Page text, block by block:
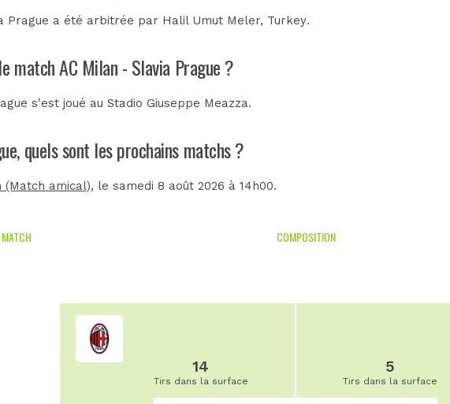
Prague a été arbitrée par Halil Umut Meler, Turkey.
match AC Milan - Slavia Prague ?
s'est joué auStadio Giuseppe Meazza.
quels sont les prochains matchs ?
(Match amical), le samedi 8 août 2026 à 14h00.
COMPOSITION
14
Tirs dans la surface
5
Tirs dans la surface